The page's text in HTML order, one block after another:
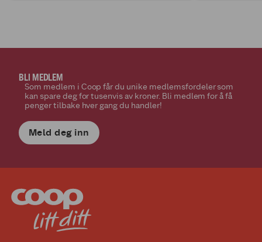
BLI MEDLEM
Som medlem i Coop får du unike medlemsfordeler som
kan spare deg for tusenvis av kroner. Bli medlem for å få
penger tilbake hver gang du handler!
Meld deg inn